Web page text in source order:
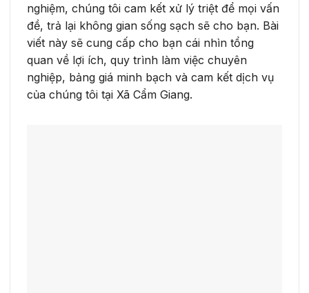
nghiệm, chúng tôi cam kết xử lý triệt để mọi vấn
đề, trả lại không gian sống sạch sẽ cho bạn. Bài
viết này sẽ cung cấp cho bạn cái nhìn tổng
quan về lợi ích, quy trình làm việc chuyên
nghiệp, bảng giá minh bạch và cam kết dịch vụ
của chúng tôi tại Xã Cẩm Giang.